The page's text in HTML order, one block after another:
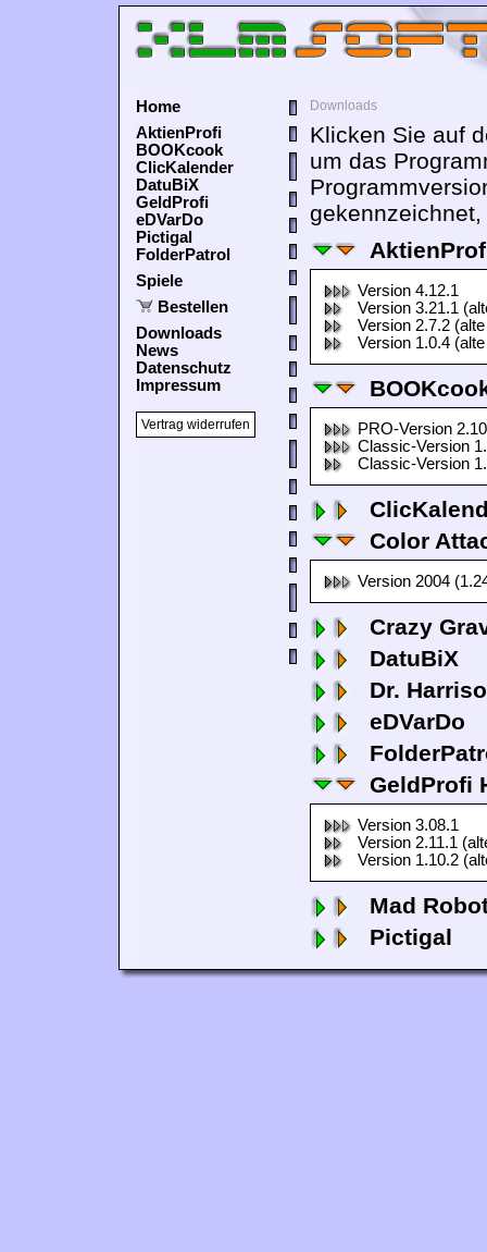
Home
AktienProfi
BOOKcook
ClicKalender
DatuBiX
GeldProfi
eDVarDo
Pictigal
FolderPatrol
Spiele
Bestellen
Downloads
News
Datenschutz
Impressum
Vertrag widerrufen
Downloads
Klicken Sie auf
um das
Version 4.12.1
Version 3.21.1
Version 2.7.2
Version 1.0.4
PRO-Version
Classic-Version
Classic-Version
Color
Version 2004
Crazy
DatuBiX
Dr.
eDVarDo
GeldProfi
Version 3.08.1
Version 2.11.1
Version 1.10.2
Mad
Pictigal